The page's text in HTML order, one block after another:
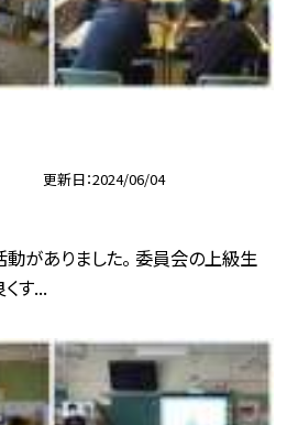
更新日 2024/06/04
動がありました。 委員会の上級生
す...